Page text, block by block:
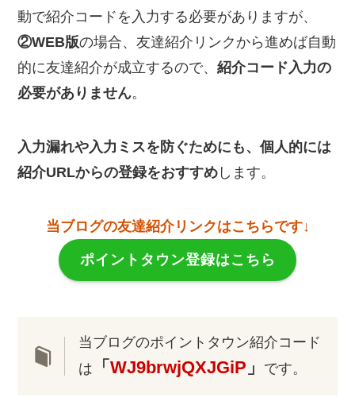
動で紹介コードを入力する必要がありますが、
②WEB版の場合、友達紹介リンクから進めば自動
的に友達紹介が成立するので、紹介コード入力の
必要がありません。
入力漏れや入力ミスを防ぐためにも、個人的には
紹介URLからの登録をおすすめ します。
当ブログの友達紹介リンクはこちらです↓
ポイントタウン登録はこちら
当ブログのポイントタウン紹介コード
は
「 WJ9brwjQXJGiP 」 です。